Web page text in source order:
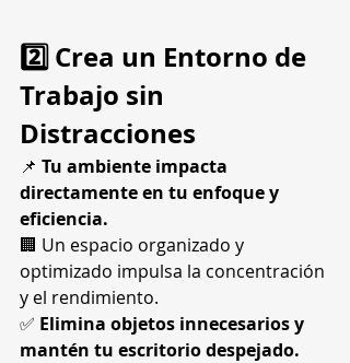
2️⃣ Crea un Entorno de
Trabajo sin
Distracciones
📌 Tu ambiente impacta
directamente en tu enfoque y
eficiencia.
🏢 Un espacio organizado y
optimizado impulsa la concentración
y el rendimiento.
✅ Elimina objetos innecesarios y
mantén tu escritorio despejado.